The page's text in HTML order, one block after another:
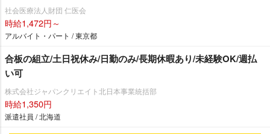
社会医療法人財団 仁医会
時給1,472円～
アルバイト・パート / 東京都
合板の組立/土日祝休み/日勤のみ/長期休暇あり/未経験OK/週払
い可
株式会社ジャパンクリエイト北日本事業統括部
時給1,350円
派遣社員 / 北海道